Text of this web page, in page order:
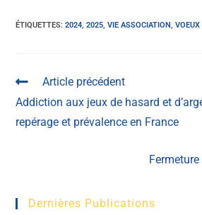
ÉTIQUETTES:2024, 2025, VIE ASSOCIATION, VOEUX
Article précédent
Addiction aux jeux de hasard et
repérage et prévalence en France
Dernières Publications